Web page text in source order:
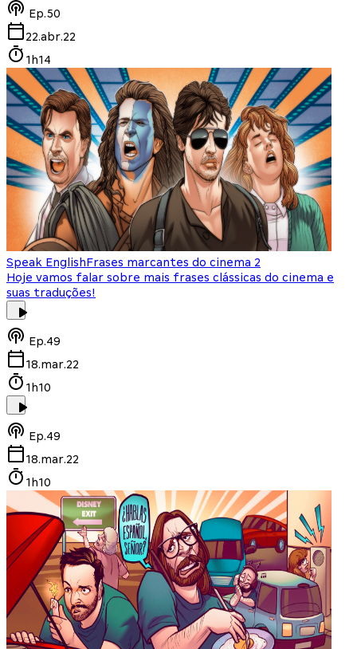
Ep.50
22.abr.22
1h14
Speak EnglishFrases marcantes do cinema 2
Hoje vamos falar sobre mais frases clássicas do cinema e
suas traduções!
Ep.49
18.mar.22
1h10
Ep.49
18.mar.22
1h10